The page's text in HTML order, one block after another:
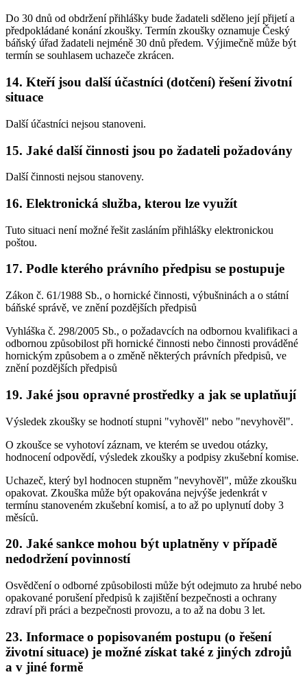
Do 30 dnů od obdržení přihlášky bude žadateli sděleno její přijetí a
předpokládané konání zkoušky. Termín zkoušky oznamuje Český
báňský úřad žadateli nejméně 30 dnů předem. Výjimečně může být
termín se souhlasem uchazeče zkrácen.
14. Kteří jsou další účastníci (dotčení) řešení životní
situace
Další účastníci nejsou stanoveni.
15. Jaké další činnosti jsou po žadateli požadovány
Další činnosti nejsou stanoveny.
16. Elektronická služba, kterou lze využít
Tuto situaci není možné řešit zasláním přihlášky elektronickou
poštou.
17. Podle kterého právního předpisu se postupuje
Zákon č. 61/1988 Sb., o hornické činnosti, výbušninách a o státní
báňské správě, ve znění pozdějších předpisů
Vyhláška č. 298/2005 Sb., o požadavcích na odbornou kvalifikaci a
odbornou způsobilost při hornické činnosti nebo činnosti prováděné
hornickým způsobem a o změně některých právních předpisů, ve
znění pozdějších předpisů
19. Jaké jsou opravné prostředky a jak se uplatňují
Výsledek zkoušky se hodnotí stupni "vyhověl" nebo "nevyhověl".
O zkoušce se vyhotoví záznam, ve kterém se uvedou otázky,
hodnocení odpovědí, výsledek zkoušky a podpisy zkušební komise.
Uchazeč, který byl hodnocen stupněm "nevyhověl", může zkoušku
opakovat. Zkouška může být opakována nejvýše jedenkrát v
termínu stanoveném zkušební komisí, a to až po uplynutí doby 3
měsíců.
20. Jaké sankce mohou být uplatněny v případě
nedodržení povinností
Osvědčení o odborné způsobilosti může být odejmuto za hrubé nebo
opakované porušení předpisů k zajištění bezpečnosti a ochrany
zdraví při práci a bezpečnosti provozu, a to až na dobu 3 let.
23. Informace o popisovaném postupu (o řešení
životní situace) je možné získat také z jiných zdrojů
a v jiné formě